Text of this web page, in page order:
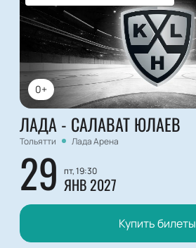
0+
ЛАДА - САЛАВАТ ЮЛАЕВ
Тольятти Лада Арена
29 пт, 19:30
ЯНВ 2027
Купить билеты